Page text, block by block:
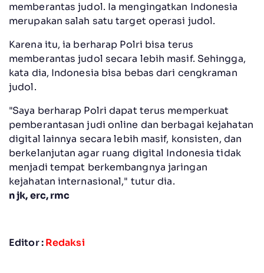
memberantas judol. Ia mengingatkan Indonesia
merupakan salah satu target operasi judol.
Karena itu, ia berharap Polri bisa terus
memberantas judol secara lebih masif. Sehingga,
kata dia, Indonesia bisa bebas dari cengkraman
judol.
"Saya berharap Polri dapat terus memperkuat
pemberantasan judi online dan berbagai kejahatan
digital lainnya secara lebih masif, konsisten, dan
berkelanjutan agar ruang digital Indonesia tidak
menjadi tempat berkembangnya jaringan
kejahatan internasional," tutur dia.
n jk, erc, rmc
Editor :Redaksi